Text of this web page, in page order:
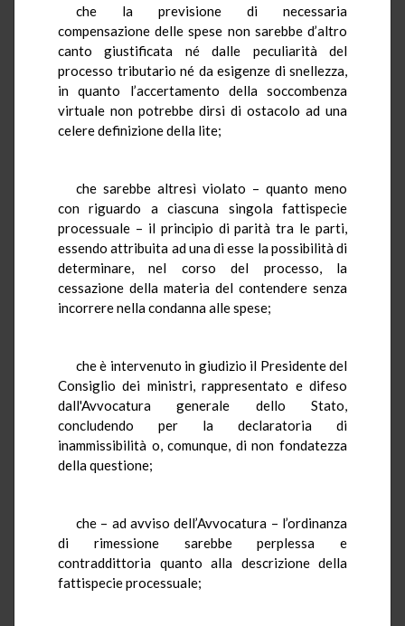
che la previsione di necessaria
compensazione delle spese non sarebbe d’altro
canto giustificata né dalle peculiarità del
processo tributario né da esigenze di snellezza,
in quanto l’accertamento della soccombenza
virtuale non potrebbe dirsi di ostacolo ad una
celere definizione della lite;
che sarebbe altresì violato – quanto meno
con riguardo a ciascuna singola fattispecie
processuale – il principio di parità tra le parti,
essendo attribuita ad una di esse la possibilità di
determinare, nel corso del processo, la
cessazione della materia del contendere senza
incorrere nella condanna alle spese;
che è intervenuto in giudizio il Presidente del
Consiglio dei ministri, rappresentato e difeso
dall'Avvocatura generale dello Stato,
concludendo per la declaratoria di
inammissibilità o, comunque, di non fondatezza
della questione;
che – ad avviso dell’Avvocatura – l’ordinanza
di rimessione sarebbe perplessa e
contraddittoria quanto alla descrizione della
fattispecie processuale;